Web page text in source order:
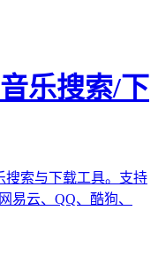
乐搜索/下
搜索与下载工具。支持
易云、QQ、酷狗、